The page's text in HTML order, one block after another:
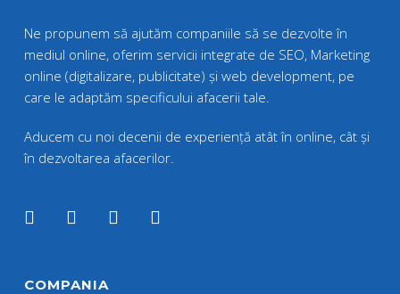
Ne propunem să ajutăm companiile să se dezvolte în
mediul online, oferim servicii integrate de SEO, Marketing
online (digitalizare, publicitate) și web development, pe
care le adaptăm specificului afacerii tale.
Aducem cu noi decenii de experiență atât în online, cât și
în dezvoltarea afacerilor.
COMPANIA